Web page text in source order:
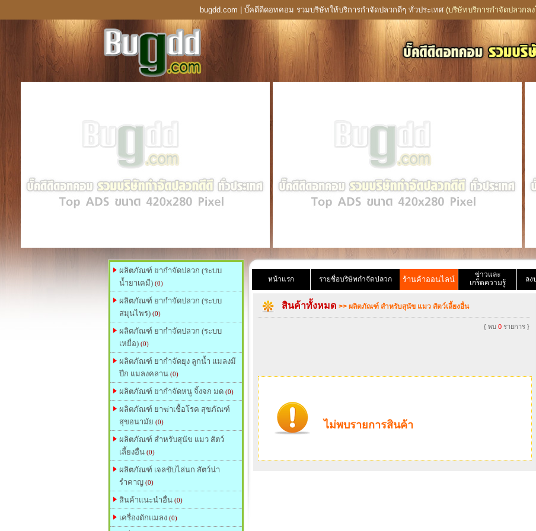
bugdd.com | บั๊คดีดีดอทคอม รวมบริษัทให้บริการกำจัดปลวกดีๆ ทั่วประเทศ (บริษัทบริการกำจัดปลวก
ผลิตภัณฑ์ ยากำจัดปลวก (ระบบ
น้ำยาเคมี) (0)
ผลิตภัณฑ์ ยากำจัดปลวก (ระบบ
สมุนไพร) (0)
ผลิตภัณฑ์ ยากำจัดปลวก (ระบบ
เหยื่อ) (0)
ผลิตภัณฑ์ ยากำจัดยุง ลูกน้ำ แมลงมี
ปีก แมลงคลาน (0)
ผลิตภัณฑ์ ยากำจัดหนู จิ้งจก มด (0)
ผลิตภัณฑ์ ยาฆ่าเชื้อโรค สุขภัณฑ์
สุขอนามัย (0)
ผลิตภัณฑ์ สำหรับสุนัข แมว สัตว์
เลี้ยงอื่น (0)
ผลิตภัณฑ์ เจลขับไล่นก สัตว์น่า
รำคาญ (0)
สินค้าแนะนำอื่น (0)
เครื่องดักแมลง (0)
หน้าแรก รายชื่อบริษัทกำจัดปลวก ร้านค้าออนไลน์
ข่าวและ
เกร็ดความรู้
ลง
สินค้าทั้งหมด >> ผลิตภัณฑ์ สำหรับสุนัข แมว สัตว์เลี้ยงอื่น
{ พบ0 รายการ }
ไม่พบรายการสินค้า